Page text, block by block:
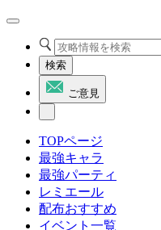
検索
ご意見
TOPページ
最強キャラ
最強パーティ
レミエール
配布おすすめ
イベント一覧